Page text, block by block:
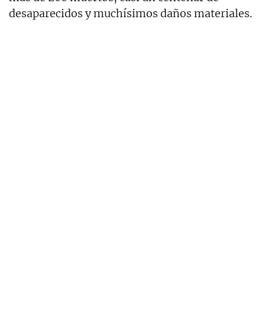
desaparecidos y muchísimos daños materiales.